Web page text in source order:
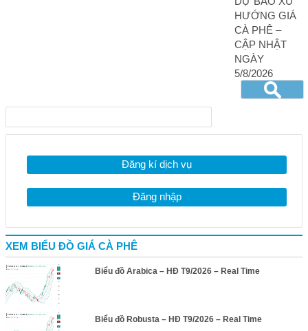
HƯỚNG GIÁ
CÀ PHÊ –
CẬP NHẬT
NGÀY
5/8/2026
Đăng kí dịch vụ
Đăng nhập
XEM BIỂU ĐỒ GIÁ CÀ PHÊ
Biểu đồ Arabica – HĐ T9/2026 – Real Time
Biểu đồ Robusta – HĐ T9/2026 – Real Time